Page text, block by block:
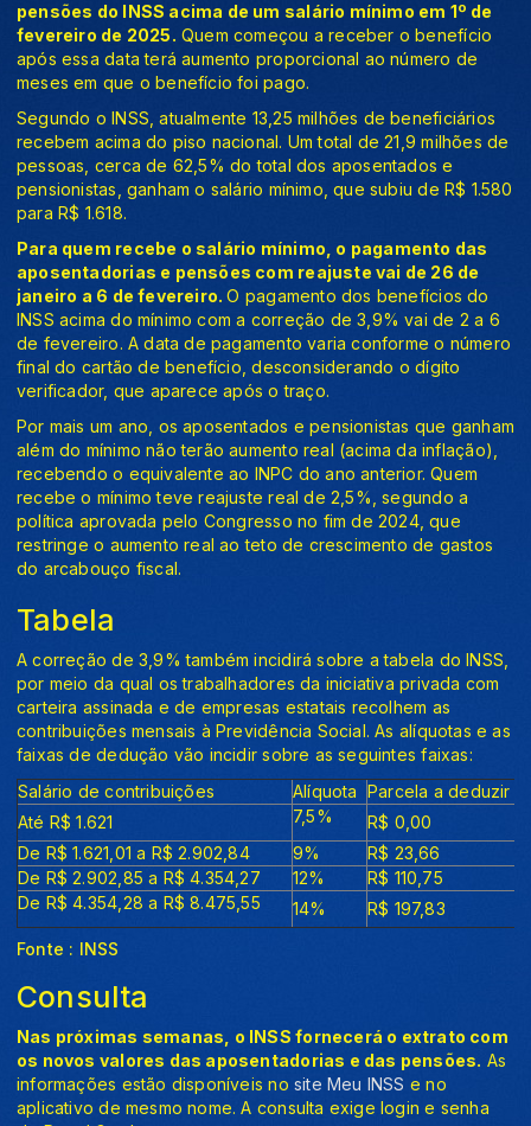
pensões do INSS acima de um salário mínimo em 1º de
fevereiro de 2025. Quem começou a receber o benefício
após essa data terá aumento proporcional ao número de
meses em que o benefício foi pago.
Segundo o INSS, atualmente 13,25 milhões de beneficiários
recebem acima do piso nacional. Um total de 21,9 milhões de
pessoas, cerca de 62,5% do total dos aposentados e
pensionistas, ganham o salário mínimo, que subiu de R$ 1.580
para R$ 1.618.
Para quem recebe o salário mínimo, o pagamento das
aposentadorias e pensões com reajuste vai de 26 de
janeiro a 6 de fevereiro.O pagamento dos benefícios do
INSS acima do mínimo com a correção de 3,9% vai de 2 a 6
de fevereiro. A data de pagamento varia conforme o número
final do cartão de benefício, desconsiderando o dígito
verificador, que aparece após o traço.
Por mais um ano, os aposentados e pensionistas que ganham
além do mínimo não terão aumento real (acima da inflação),
recebendo o equivalente ao INPC do ano anterior. Quem
recebe o mínimo teve reajuste real de 2,5%, segundo a
política aprovada pelo Congresso no fim de 2024, que
restringe o aumento real ao teto de crescimento de gastos
do arcabouço fiscal.
Tabela
A correção de 3,9% também incidirá sobre a tabela do INSS,
por meio da qual os trabalhadores da iniciativa privada com
carteira assinada e de empresas estatais recolhem as
contribuições mensais à Previdência Social. As alíquotas e as
faixas de dedução vão incidir sobre as seguintes faixas:
Salário de contribuições
Alíquota Parcela a deduzir
Até R$ 1.621
7,5%
R$ 0,00
De R$ 1.621,01 a R$ 2.902,84
9%
R$ 23,66
De R$ 2.902,85 a R$ 4.354,27
12%
R$ 110,75
De R$ 4.354,28 a R$ 8.475,55
14%
R$ 197,83
Fonte : INSS
Consulta
Nas próximas semanas, o INSS fornecerá o extrato com
os novos valores das aposentadorias e das pensões. As
informações estão disponíveis no site Meu INSS e no
aplicativo de mesmo nome. A consulta exige login e senha